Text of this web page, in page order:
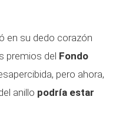
en su dedo corazón
premios del Fondo
pero ahora,
anillo podría estar